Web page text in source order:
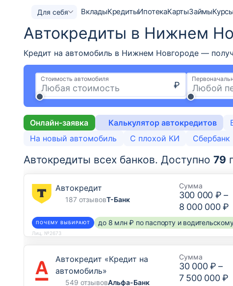
Для себя ВкладыКредитыИпотекаКартыЗаймы
Автокредиты в Нижнем
Кредит на автомобиль в Нижнем Новгороде —
Стоимость автомобиля
₽
Онлайн-заявка Калькулятор автокредитов
На новый автомобиль
С плохой КИ Сбербанк
Автокредиты всех банков. Доступно 79
Автокредит
187 отзывовТ-Банк
Сумма
300 000 ₽ –
8 000 000 ₽
ПОЧЕМУ ВЫБИРАЮТ до 8 млн ₽ по паспорту и
Лиц. №2673
Автокредит «Кредит на
автомобиль»
549 отзывовАльфа-Банк
Сумма
30 000 ₽ –
7 500 000 ₽